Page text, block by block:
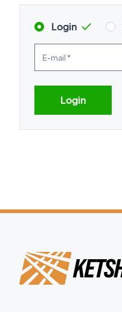
Login